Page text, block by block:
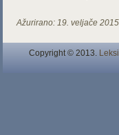
Ažurirano: 19. veljače
Copyright © 2013.